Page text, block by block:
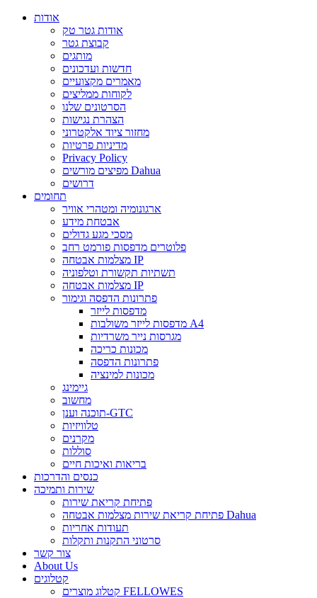
אודות
אודות גטר טק
קבוצת גטר
מותגים
חדשות ועדכונים
מאמרים מקצועיים
לקוחות ממליצים
הסרטונים שלנו
הצהרת נגישות
מחזור ציוד אלקטרוני
מדיניות פרטיות
Privacy Policy
מפיצים מורשים Dahua
דרושים
תחומים
ארגונומיה ומטהרי אוויר
אבטחת מידע
מסכי מגע גדולים
פלוטרים מדפסות פורמט רחב
מצלמות אבטחה IP
תשתיות תקשורת וטלפוניה
מצלמות אבטחה IP
פתרונות הדפסה וגימור
מדפסות לייזר
מדפסות לייזר משולבות A4
מגרסות נייר משרדיות
מכונות כריכה
פתרונות הדפסה
מכונות למינציה
גיימינג
מחשוב
תוכנה וענן-GTC
טלוויזיות
מקרנים
סוללות
בריאות ואיכות חיים
כנסים והדרכות
שירות ותמיכה
פתיחת קריאת שירות
פתיחת קריאת שירות מצלמות אבטחה Dahua
תעודות אחריות
סרטוני התקנות ותקלות
צור קשר
About Us
קטלוגים
קטלוג מוצרים FELLOWES